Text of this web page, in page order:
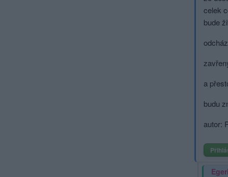
celek
bude
a
budu
autor: